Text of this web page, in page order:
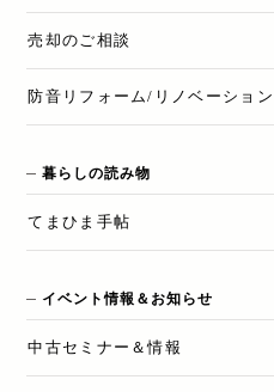
売却のご相談
防音リフォーム/リノベーション
暮らしの読み物
てまひま手帖
イベント情報＆お知らせ
中古セミナー＆情報